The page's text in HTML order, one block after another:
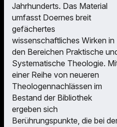
Jahrhunderts. Das Material
umfasst Doernes breit
gefächertes
wissenschaftliches Wirken in
den Bereichen Praktische
Systematische Theologie.
einer Reihe von neueren
Theologennachlässen im
Bestand der Bibliothek
ergeben sich
Berührungspunkte, die bei